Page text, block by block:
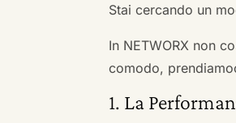
Stai cercando un
In NETWORX non
comodo,
1. La